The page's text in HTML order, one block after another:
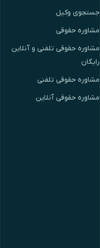
جستجوی وکیل
مشاوره حقوقی
مشاوره حقوقی تلفنی و آنلاین
رایگان
مشاوره حقوقی تلفنی
مشاوره حقوقی آنلاین